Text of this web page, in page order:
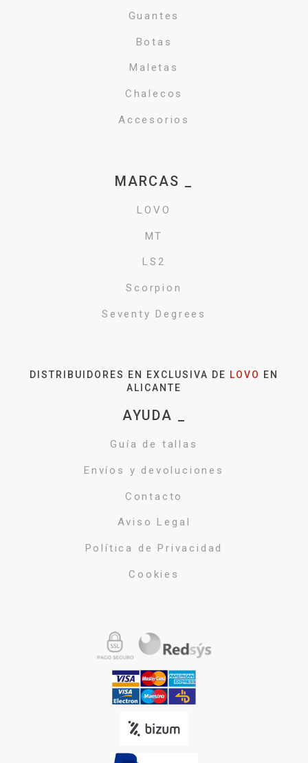
Guantes
Botas
Maletas
Chalecos
Accesorios
MARCAS _
LOVO
MT
LS2
Scorpion
Seventy Degrees
DISTRIBUIDORES EN EXCLUSIVA DE LOVO
EN
ALICANTE
AYUDA _
Guía de tallas
Envíos y devoluciones
Contacto
Aviso Legal
Política de Privacidad
Cookies